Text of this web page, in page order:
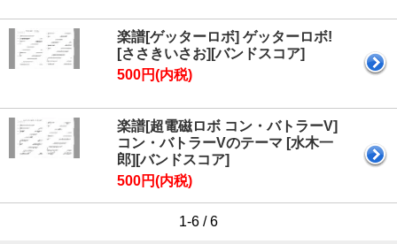
楽譜[ゲッターロボ] ゲッターロボ!
[ささきいさお][バンドスコア]
500円(内税)
楽譜[超電磁ロボ コン・バトラーV]
コン・バトラーVのテーマ [水木一
郎][バンドスコア]
500円(内税)
1-6 / 6